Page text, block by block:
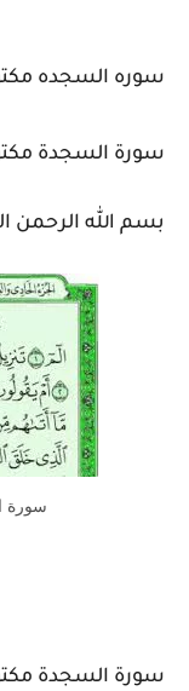
سوره السجده
سورة السجدة
بسم الله الرحمن
سورة
سورة السجدة